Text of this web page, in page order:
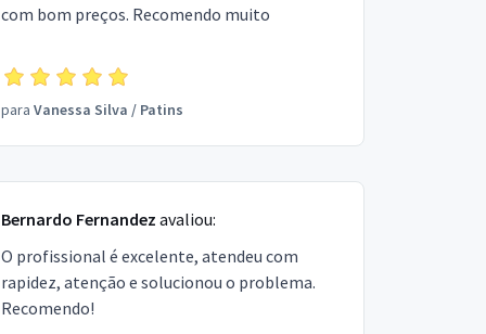
com bom preços. Recomendo muito
para Vanessa Silva / Patins
Bernardo Fernandez avaliou:
O profissional é excelente, atendeu com
rapidez, atenção e solucionou o problema.
Recomendo!